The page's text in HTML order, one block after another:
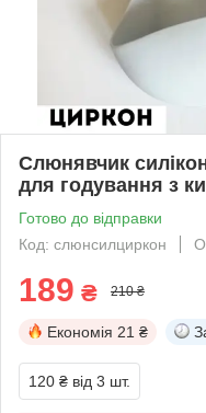
Слюнявчик
для годування з
Готово до відправки
Код: слюнсилциркон
189 ₴ 210 ₴
Економія 21 ₴
120 ₴ від 3 шт.